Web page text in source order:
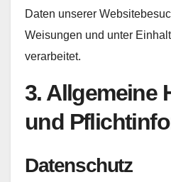
Daten unserer
Weisungen und unter
verarbeitet.
3. Allgemeine
und
Datenschutz